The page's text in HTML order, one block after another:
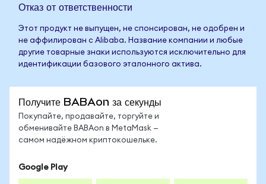
Отказ от ответственности
Этот продукт не выпущен, не спонсирован, не одобрен и
не аффилирован с Alibaba. Название компании и любые
другие товарные знаки используются исключительно для
идентификации базового эталонного актива.
Получите BABAon за секунды
Покупайте, продавайте, торгуйте и
обменивайте BABAon в MetaMask —
самом надёжном криптокошельке.
Google Play